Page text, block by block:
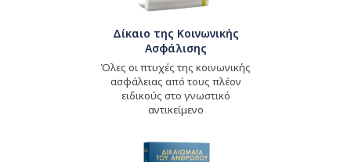
Δίκαιο της Κοινωνικής
Ασφάλισης
Όλες οι πτυχές της κοινωνικής
ασφάλειας από τους πλέον
ειδικούς στο γνωστικό
αντικείμενο